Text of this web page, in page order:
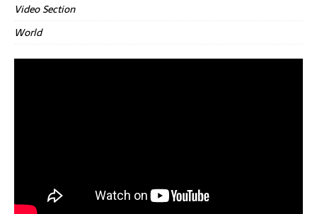
Video Section
World